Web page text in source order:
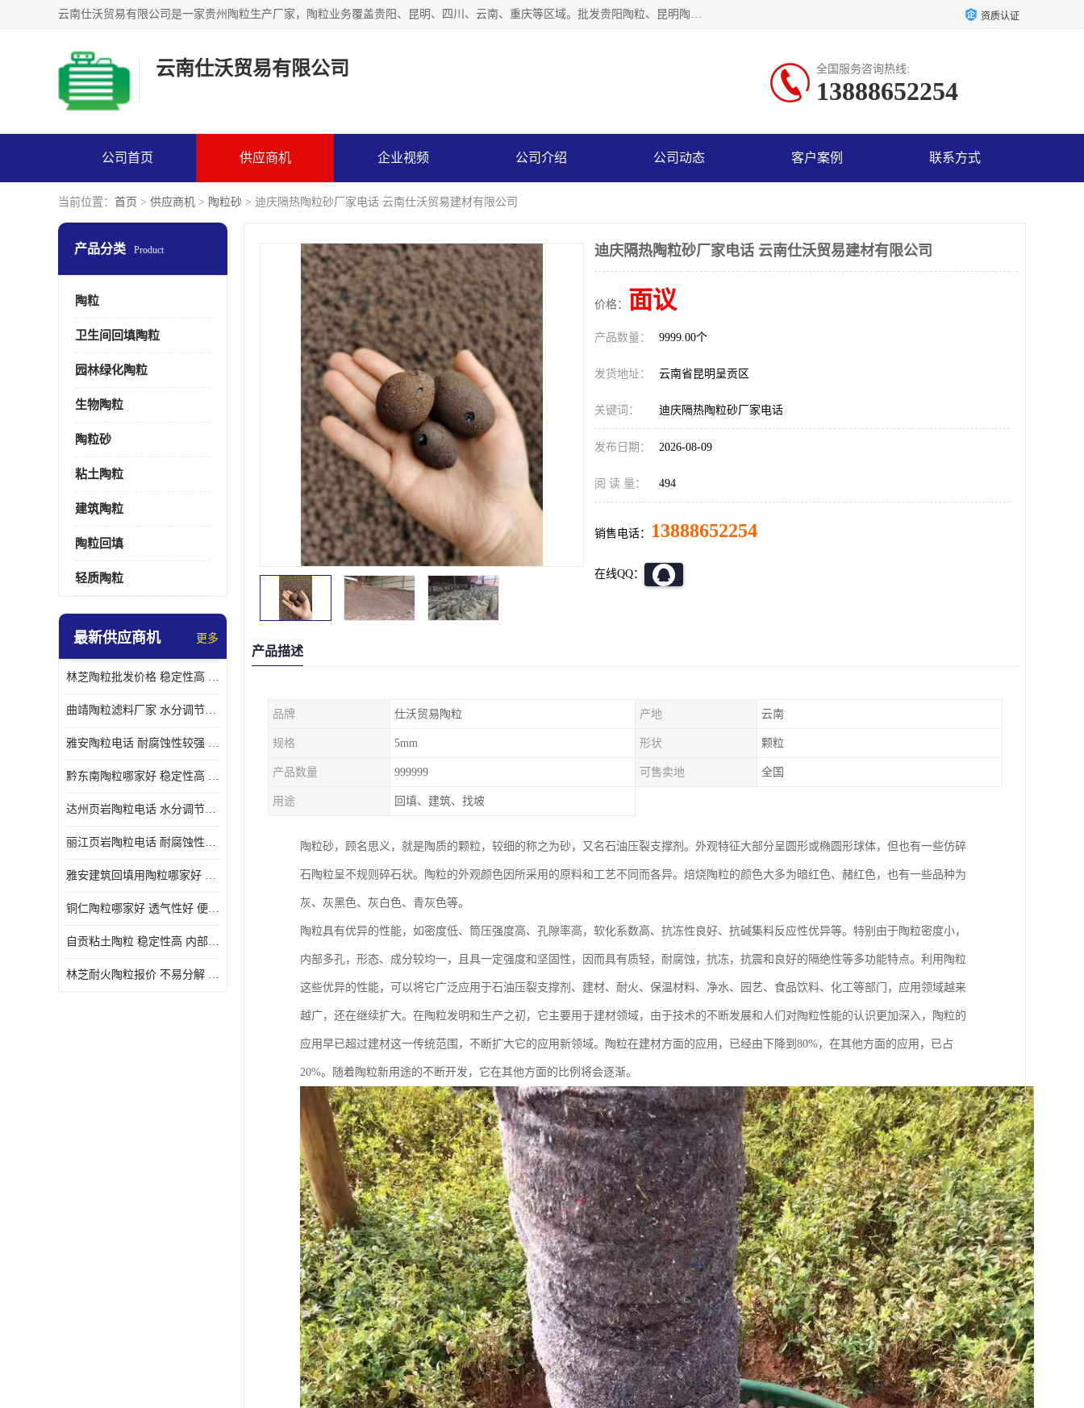
云南仕沃贸易有限公司是一家贵州陶粒生产厂家，陶粒业务覆盖贵阳、昆明、四川、云南、重庆等区域。批发贵阳陶粒、昆明陶粒、四川陶粒、云南陶粒、重庆陶粒，服务热线：*。仕沃贸易建材致力于建筑产业化、绿色建筑体系、产品和系统应用解决方案的企业。研发生产、销售和推广绿色建筑体系、建筑产业化体系的各种环保建筑产品。 资质认证
云南仕沃贸易有限公司 全国服务咨询热线:
13888652254
公司首页 供应商机 企业视频 公司介绍 公司动态 客户案例 联系方式
当前位置： 首页 > 供应商机 > 陶粒砂 > 迪庆隔热陶粒砂厂家电话 云南仕沃贸易建材有限公司
产品分类 Product
陶粒
卫生间回填陶粒
园林绿化陶粒
生物陶粒
陶粒砂
粘土陶粒
建筑陶粒
陶粒回填
轻质陶粒
最新供应商机 更多
林芝陶粒批发价格 稳定性高 便于搬运和使用
曲靖陶粒滤料厂家 水分调节性好 长期使用寿命较长
雅安陶粒电话 耐腐蚀性较强 长期使用寿命较长
黔东南陶粒哪家好 稳定性高 长期使用寿命较长
达州页岩陶粒电话 水分调节性好 密度低 重量轻
丽江页岩陶粒电话 耐腐蚀性较强 便于搬运和使用
雅安建筑回填用陶粒哪家好 孔隙率高 比重轻 密度较小
铜仁陶粒哪家好 透气性好 便于搬运和使用
自贡粘土陶粒 稳定性高 内部空隙较大
林芝耐火陶粒报价 不易分解 便于搬运和使用
迪庆隔热陶粒砂厂家电话 云南仕沃贸易建材有限公司
价格： 面议
产品数量： 9999.00个
发货地址： 云南省昆明呈贡区
关键词： 迪庆隔热陶粒砂厂家电话
发布日期： 2026-08-09
阅 读 量： 494
销售电话： 13888652254
在线QQ：
产品描述
品牌 仕沃贸易陶粒 产地 云南
规格 5mm 形状 颗粒
产品数量 999999 可售卖地 全国
用途 回填、建筑、找坡
陶粒砂，顾名思义，就是陶质的颗粒，较细的称之为砂，又名石油压裂支撑剂。外观特征大部分呈圆形或椭圆形球体，但也有一些仿碎
石陶粒呈不规则碎石状。陶粒的外观颜色因所采用的原料和工艺不同而各异。焙烧陶粒的颜色大多为暗红色、赭红色，也有一些品种为
灰、灰黑色、灰白色、青灰色等。
陶粒具有优异的性能，如密度低、筒压强度高、孔隙率高，软化系数高、抗冻性良好、抗碱集料反应性优异等。特别由于陶粒密度小，
内部多孔，形态、成分较均一，且具一定强度和坚固性，因而具有质轻，耐腐蚀，抗冻，抗震和良好的隔绝性等多功能特点。利用陶粒
这些优异的性能，可以将它广泛应用于石油压裂支撑剂、建材、耐火、保温材料、净水、园艺、食品饮料、化工等部门，应用领域越来
越广，还在继续扩大。在陶粒发明和生产之初，它主要用于建材领域，由于技术的不断发展和人们对陶粒性能的认识更加深入，陶粒的
应用早已超过建材这一传统范围，不断扩大它的应用新领域。陶粒在建材方面的应用，已经由下降到80%，在其他方面的应用，已占
20%。随着陶粒新用途的不断开发，它在其他方面的比例将会逐渐。